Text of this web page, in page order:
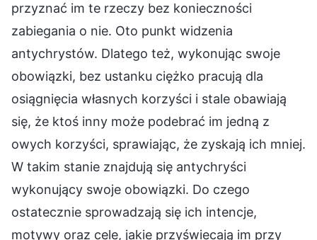
przyznać im te rzeczy bez konieczności
zabiegania o nie. Oto punkt widzenia
antychrystów. Dlatego też, wykonując swoje
obowiązki, bez ustanku ciężko pracują dla
osiągnięcia własnych korzyści i stale obawiają
się, że ktoś inny może podebrać im jedną z
owych korzyści, sprawiając, że zyskają ich mniej.
W takim stanie znajdują się antychryści
wykonujący swoje obowiązki. Do czego
ostatecznie sprowadzają się ich intencje,
motywy oraz cele, jakie przyświecają im przy